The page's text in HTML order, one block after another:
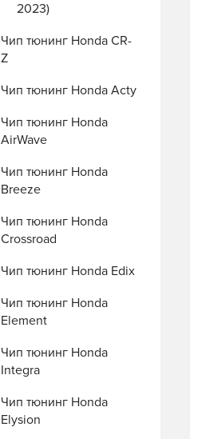
2023)
Чип тюнинг Honda CR-
Z
Чип тюнинг Honda Acty
Чип тюнинг Honda
AirWave
Чип тюнинг Honda
Breeze
Чип тюнинг Honda
Crossroad
Чип тюнинг Honda Edix
Чип тюнинг Honda
Element
Чип тюнинг Honda
Integra
Чип тюнинг Honda
Elysion